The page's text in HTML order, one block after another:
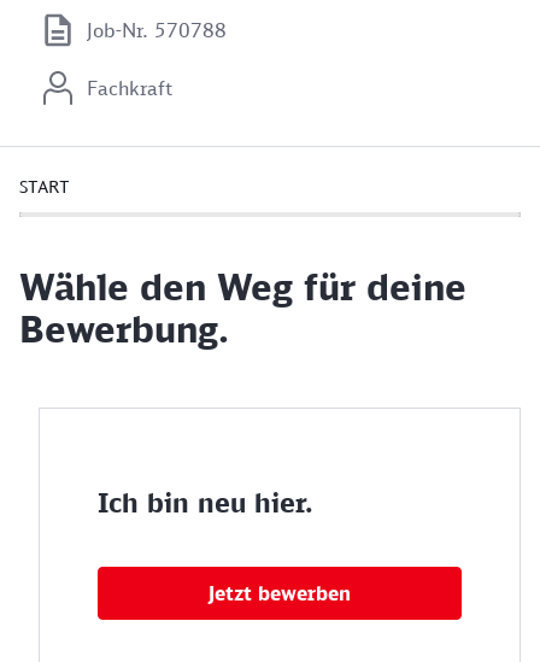
Job-Nr. 570788
Fachkraft
START
Wähle den Weg für deine
Bewerbung.
Ich bin neu hier.
Jetzt bewerben